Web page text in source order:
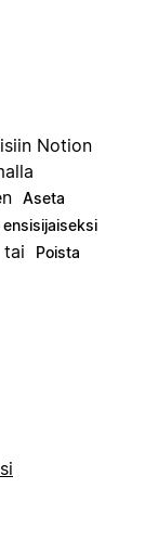
Notion
Aseta
tai
Poista